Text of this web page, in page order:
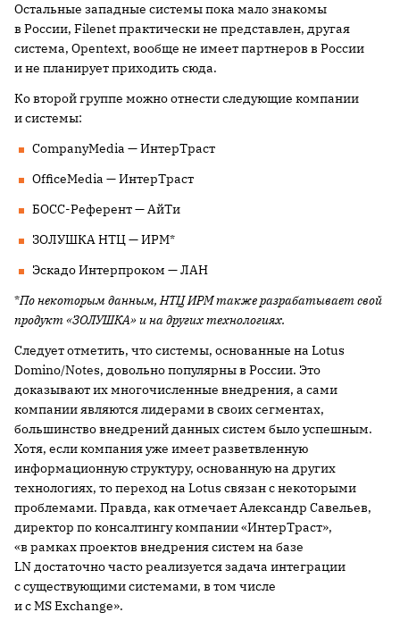
Остальные западные системы пока мало знакомы
в России, Filenet практически не представлен, другая
система, Opentext, вообще не имеет партнеров в России
и не планирует приходить сюда.
Ко второй группе можно отнести следующие компании
и системы:
CompanyMedia — ИнтерТраст
OfficeMedia — ИнтерТраст
БОСС-Референт — АйТи
ЗОЛУШКА НТЦ — ИРМ*
Эскадо Интерпроком — ЛАН
*По некоторым данным, НТЦ ИРМ также разрабатывает свой
продукт «ЗОЛУШКА» и на других технологиях.
Следует отметить, что системы, основанные на Lotus
Domino/Notes, довольно популярны в России. Это
доказывают их многочисленные внедрения, а сами
компании являются лидерами в своих сегментах,
большинство внедрений данных систем было успешным.
Хотя, если компания уже имеет разветвленную
информационную структуру, основанную на других
технологиях, то переход на Lotus связан с некоторыми
проблемами. Правда, как отмечает Александр Савельев,
директор по консалтингу компании «ИнтерТраст»,
«в рамках проектов внедрения систем на базе
LN достаточно часто реализуется задача интеграции
с существующими системами, в том числе
и с MS Exchange».